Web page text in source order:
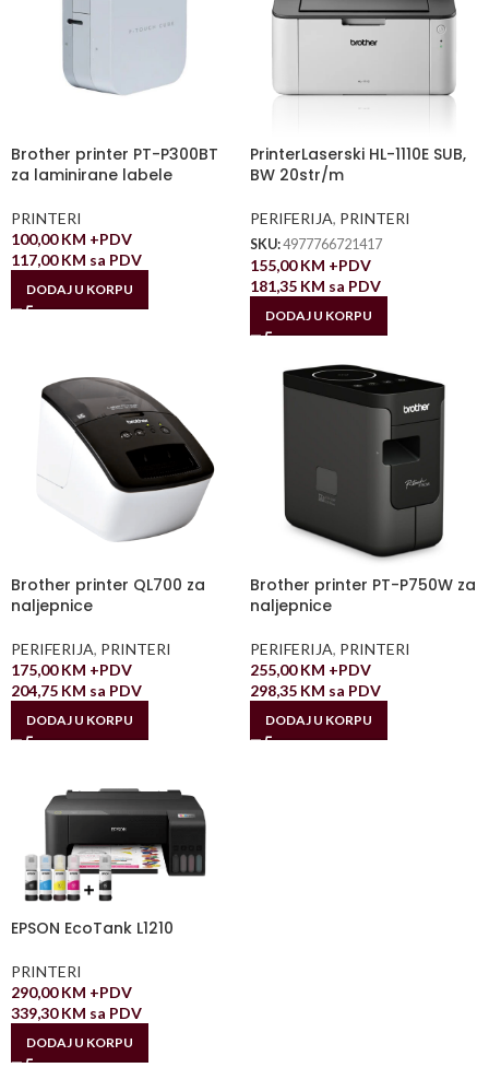
Brother printer PT-P300BT
za laminirane labele
PRINTERI
100,00KM +PDV
117,00KM sa PDV
DODAJ U KORPU
PrinterLaserski HL-1110E SUB,
BW 20str/m
PERIFERIJA, PRINTERI
SKU:4977766721417
155,00KM +PDV
181,35 KM sa PDV
DODAJ U KORPU
Brother printer QL700 za
naljepnice
PERIFERIJA, PRINTERI
175,00KM +PDV
204,75 KM sa PDV
DODAJ U KORPU
Brother printer PT-P750W za
naljepnice
PERIFERIJA, PRINTERI
255,00KM +PDV
298,35 KM sa PDV
DODAJ U KORPU
EPSON EcoTank L1210
PRINTERI
290,00KM +PDV
339,30KM sa PDV
DODAJ U KORPU